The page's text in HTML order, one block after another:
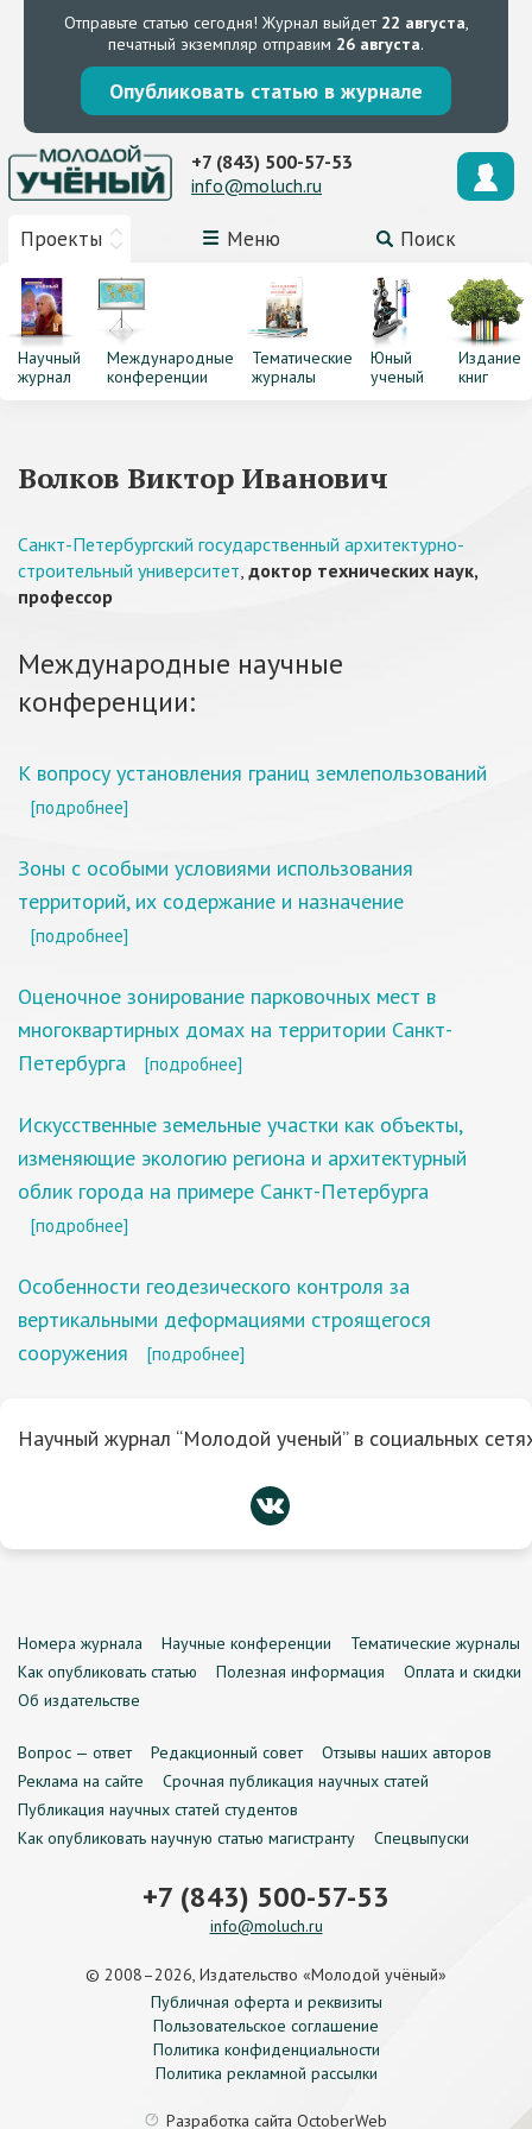
Отправьте статью сегодня! Журнал выйдет 22 августа,
печатный экземпляр отправим 26 августа.
Опубликовать статью в журнале
Проекты Меню Поиск
+7 (843) 500-57-53
info@moluch.ru
Научный
журнал
Международные
конференции
Тематические
журналы
Юный
ученый
Издание
книг
Волков Виктор Иванович
Санкт-Петербургский государственный архитектурно-
строительный университет, доктор технических наук,
профессор
Международные научные
конференции:
К вопросу установления границ землепользований
[подробнее]
Зоны с особыми условиями использования
территорий, их содержание и назначение
[подробнее]
Оценочное зонирование парковочных мест в
многоквартирных домах на территории Санкт-
Петербурга
[подробнее]
Искусственные земельные участки как объекты,
изменяющие экологию региона и архитектурный
облик города на примере Санкт-Петербурга
[подробнее]
Особенности геодезического контроля за
вертикальными деформациями строящегося
сооружения
[подробнее]
Научный журнал “Молодой ученый” в социальных
Номера журнала Научные конференции
Тематические журналы
Как опубликовать статью
Полезная информация
Оплата и скидки
Об издательстве
Вопрос — ответ Редакционный совет
Отзывы наших авторов
Реклама на сайте
Срочная публикация научных статей
Публикация научных статей студентов
Как опубликовать научную статью магистранту
Спецвыпуски
+7 (843) 500-57-53
info@moluch.ru
© 2008–2026, Издательство «Молодой учёный»
Публичная оферта и реквизиты
Пользовательское соглашение
Политика конфиденциальности
Политика рекламной рассылки
Разработка сайта OctoberWeb